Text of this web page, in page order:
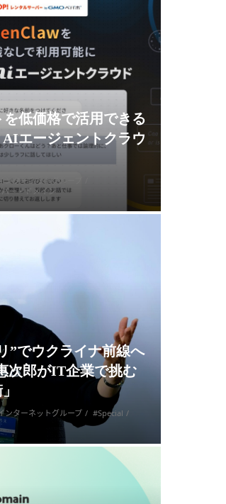
低価格で活用できる
AIエージェントクラウ
ンターネットグループ
ー・ドメイン
”でウクライナ前線へ
次郎がIT企業で挑む
ンターネットグループ
#Special